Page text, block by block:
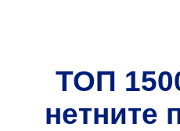
ТОП
нетните